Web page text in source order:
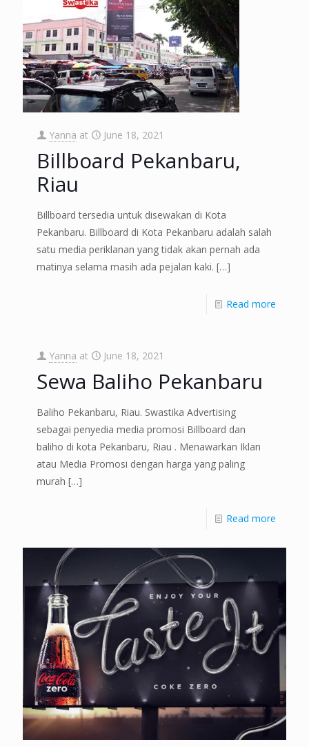
Yanna at June 18, 2021
Billboard Pekanbaru,
Riau
Billboard tersedia untuk disewakan di Kota
Pekanbaru. Billboard di Kota Pekanbaru adalah salah
satu media periklanan yang tidak akan pernah ada
matinya selama masih ada pejalan kaki. […]
Read more
Yanna at June 18, 2021
Sewa Baliho Pekanbaru
Baliho Pekanbaru, Riau. Swastika Advertising
sebagai penyedia media promosi Billboard dan
baliho di kota Pekanbaru, Riau . Menawarkan Iklan
atau Media Promosi dengan harga yang paling
murah […]
Read more